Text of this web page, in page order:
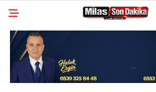
31.6
GALERİ
MILAS